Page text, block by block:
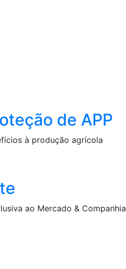
de APP
à produção agrícola
ao Mercado & Companhia